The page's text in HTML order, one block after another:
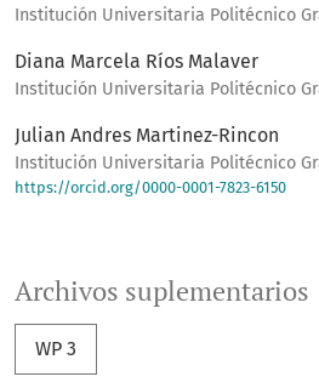
Institución Universitaria Politécnico
Diana Marcela Ríos Malaver
Institución Universitaria Politécnico
Julian Andres Martinez-Rincon
Institución Universitaria Politécnico
https://orcid.org/0000-0001-7823-6150
Archivos suplementarios
WP 3